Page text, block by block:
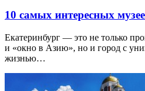
10 самых интересных
Екатеринбург — это не только
и «окно в Азию», но и город с
жизнью…